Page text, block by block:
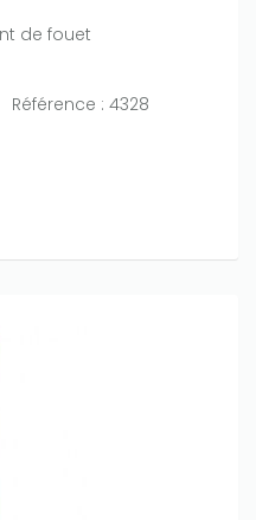
de fouet
Référence : 4328